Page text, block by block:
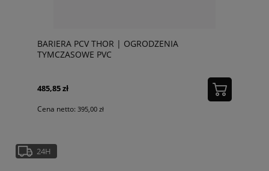
BARIERA PCV THOR | OGRODZENIA
TYMCZASOWE PVC
485,85 zł
Cena netto: 395,00 zł
24H